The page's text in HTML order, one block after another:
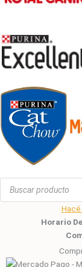
Búsqueda
productos
Horario